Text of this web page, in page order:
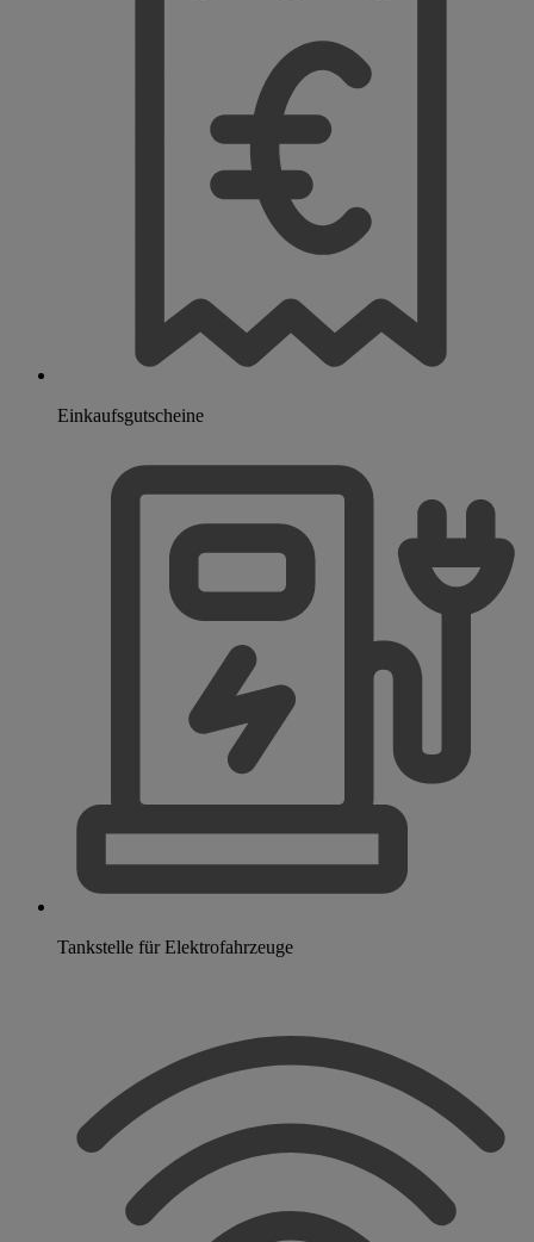
Einkaufsgutscheine
Tankstelle für Elektrofahrzeuge